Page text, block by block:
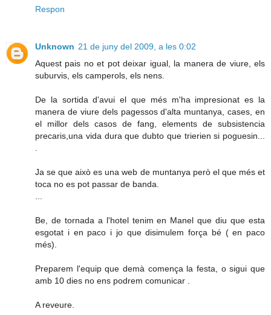
Respon
Unknown 21 de juny del 2009, a les 0:02
Aquest pais no et pot deixar igual, la manera de viure, els
suburvis, els camperols, els nens.
De la sortida d'avui el que més m'ha impresionat es la
manera de viure dels pagessos d'alta muntanya, cases, en
el millor dels casos de fang, elements de subsistencia
precaris,una vida dura que dubto que trierien si poguesin...
Ja se que això es una web de muntanya però el que més et
toca no es pot passar de banda.
Be, de tornada a l'hotel tenim en Manel que diu que esta
esgotat i en paco i jo que disimulem força bé ( en paco
més).
Preparem l'equip que demà comença la festa, o sigui que
amb 10 dies no ens podrem comunicar .
A reveure.